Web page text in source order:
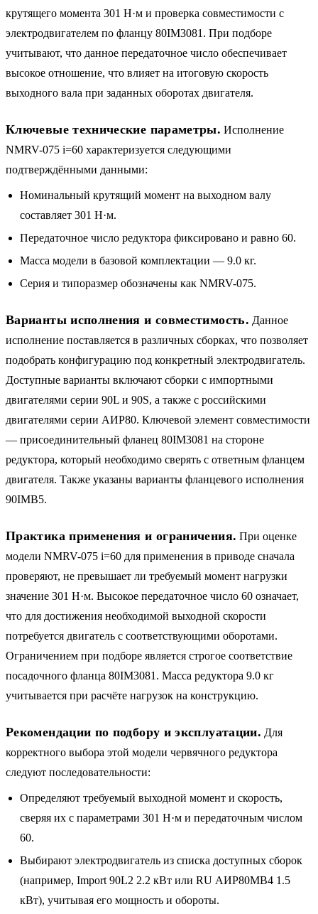
крутящего момента 301 Н·м и проверка совместимости с
электродвигателем по фланцу 80IM3081. При подборе
учитывают, что данное передаточное число обеспечивает
высокое отношение, что влияет на итоговую скорость
выходного вала при заданных оборотах двигателя.
Ключевые технические параметры. Исполнение
NMRV-075 i=60 характеризуется следующими
подтверждёнными данными:
Номинальный крутящий момент на выходном валу
составляет 301 Н·м.
Передаточное число редуктора фиксировано и равно 60.
Масса модели в базовой комплектации — 9.0 кг.
Серия и типоразмер обозначены как NMRV-075.
Варианты исполнения и совместимость. Данное
исполнение поставляется в различных сборках, что позволяет
подобрать конфигурацию под конкретный электродвигатель.
Доступные варианты включают сборки с импортными
двигателями серии 90L и 90S, а также с российскими
двигателями серии АИР80. Ключевой элемент совместимости
— присоединительный фланец 80IM3081 на стороне
редуктора, который необходимо сверять с ответным фланцем
двигателя. Также указаны варианты фланцевого исполнения
90IMB5.
Практика применения и ограничения. При оценке
модели NMRV-075 i=60 для применения в приводе сначала
проверяют, не превышает ли требуемый момент нагрузки
значение 301 Н·м. Высокое передаточное число 60 означает,
что для достижения необходимой выходной скорости
потребуется двигатель с соответствующими оборотами.
Ограничением при подборе является строгое соответствие
посадочного фланца 80IM3081. Масса редуктора 9.0 кг
учитывается при расчёте нагрузок на конструкцию.
Рекомендации по подбору и эксплуатации. Для
корректного выбора этой модели червячного редуктора
следуют последовательности:
Определяют требуемый выходной момент и скорость,
сверяя их с параметрами 301 Н·м и передаточным числом
60.
Выбирают электродвигатель из списка доступных сборок
(например, Import 90L2 2.2 кВт или RU АИР80MB4 1.5
кВт), учитывая его мощность и обороты.